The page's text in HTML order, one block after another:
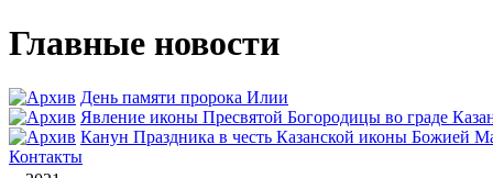
Главные новости
День памяти пророка Илии
Явлeние иконы Пресвятой Богородицы во граде
Канун Праздника в честь Казанской иконы Божией
Контакты